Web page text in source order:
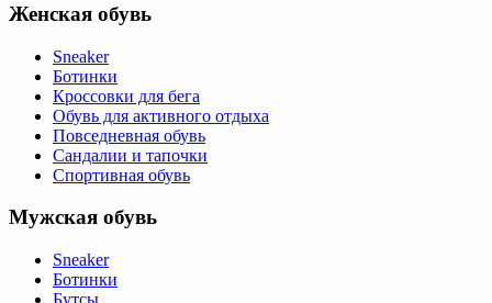
Женская обувь
Sneaker
Ботинки
Кроссовки для бега
Обувь для активного отдыха
Повседневная обувь
Сандалии и тапочки
Спортивная обувь
Мужская обувь
Sneaker
Ботинки
Бутсы